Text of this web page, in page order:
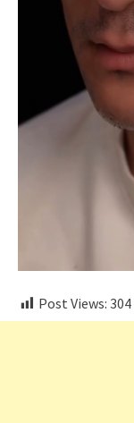
Post Views: 304